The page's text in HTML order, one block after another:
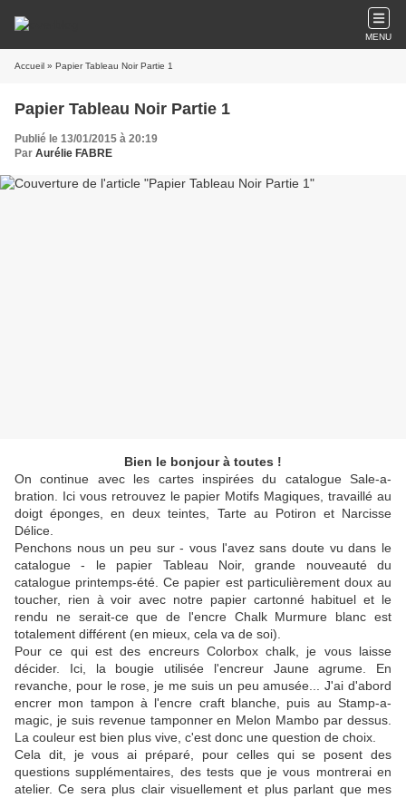
MENU
Accueil » Papier Tableau Noir Partie 1
Papier Tableau Noir Partie 1
Publié le 13/01/2015 à 20:19
Par Aurélie FABRE
Bien le bonjour à toutes !
On continue avec les cartes inspirées du catalogue Sale-a-
bration. Ici vous retrouvez le papier Motifs Magiques, travaillé au
doigt éponges, en deux teintes, Tarte au Potiron et Narcisse
Délice.
Penchons nous un peu sur - vous l'avez sans doute vu dans le
catalogue - le papier Tableau Noir, grande nouveauté du
catalogue printemps-été. Ce papier est particulièrement doux au
toucher, rien à voir avec notre papier cartonné habituel et le
rendu ne serait-ce que de l'encre Chalk Murmure blanc est
totalement différent (en mieux, cela va de soi).
Pour ce qui est des encreurs Colorbox chalk, je vous laisse
décider. Ici, la bougie utilisée l'encreur Jaune agrume. En
revanche, pour le rose, je me suis un peu amusée... J'ai d'abord
encrer mon tampon à l'encre craft blanche, puis au Stamp-a-
magic, je suis revenue tamponner en Melon Mambo par dessus.
La couleur est bien plus vive, c'est donc une question de choix.
Cela dit, je vous ai préparé, pour celles qui se posent des
questions supplémentaires, des tests que je vous montrerai en
atelier. Ce sera plus clair visuellement et plus parlant que mes